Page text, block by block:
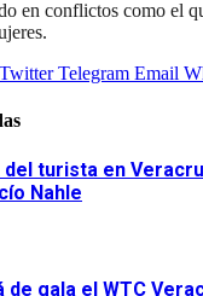
en conflictos como el
Twitter Telegram Email
del turista en
Nahle
gala el WTC